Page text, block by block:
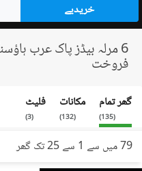
خریدیے
6 مرلہ بیڈز پاک عرب
فروخت
گھر تمام
(
135
)
مکانات
(
132
)
فلیٹ
(
3
)
79 میں سے 1 سے 25 تک گھر